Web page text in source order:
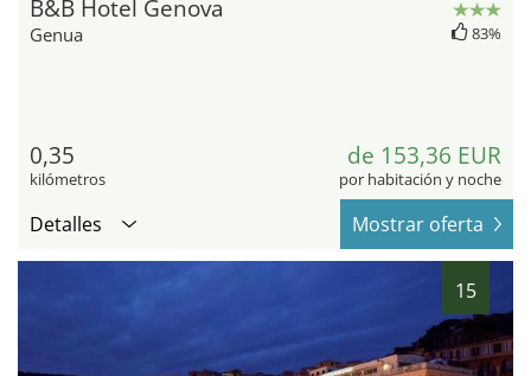
B&B Hotel Genova
Genua 83%
0,35
kilómetros
de 153,36 EUR
por habitación y noche
Detalles Mostrar oferta
15